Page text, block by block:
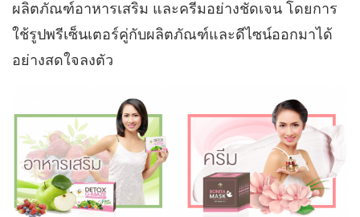
ผลิตภัณฑ์อาหารเสริม และครีมอย่างชัดเจน โดยการ
ใช้รูปพรีเซ็นเตอร์คู่กับผลิตภัณฑ์และดีไซน์ออกมาได้
อย่างสดใจลงตัว